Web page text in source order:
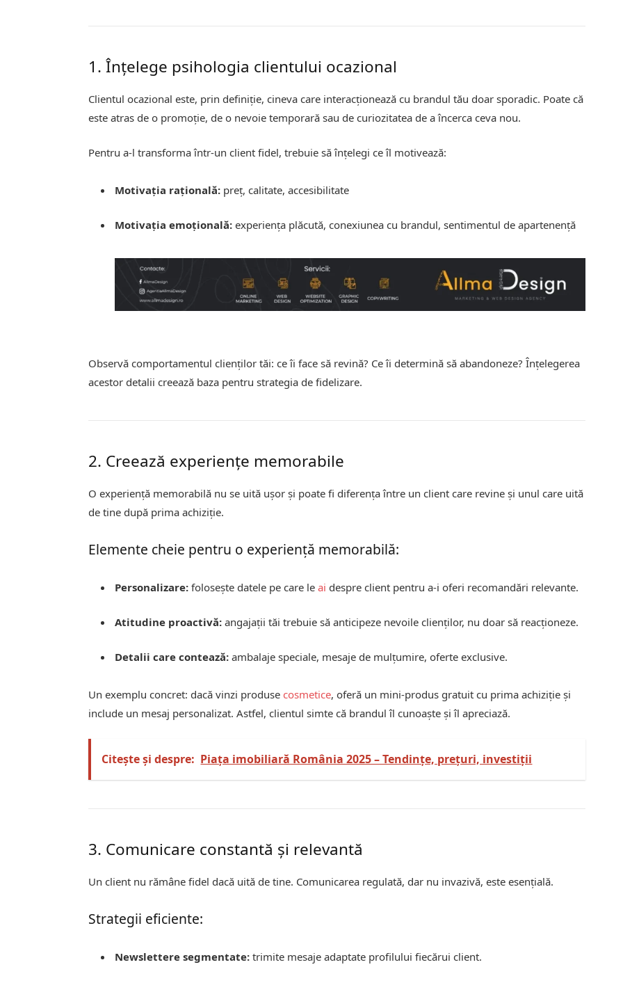
1. Înțelege psihologia clientului ocazional
Clientul ocazional este, prin definiție, cineva care interacționează cu brandul tău doar sporadic. Poate că
este atras de o promoție, de o nevoie temporară sau de curiozitatea de a încerca ceva nou.
Pentru a-l transforma într-un client fidel, trebuie să înțelegi ce îl motivează:
Motivația rațională: preț, calitate, accesibilitate
Motivația emoțională: experiența plăcută, conexiunea cu brandul, sentimentul de apartenență
Observă comportamentul clienților tăi: ce îi face să revină? Ce îi determină să abandoneze? Înțelegerea
acestor detalii creează baza pentru strategia de fidelizare.
2. Creează experiențe memorabile
O experiență memorabilă nu se uită ușor și poate fi diferența între un client care revine și unul care uită
de tine după prima achiziție.
Elemente cheie pentru o experiență memorabilă:
Personalizare: folosește datele pe care leai despre client pentru a-i oferi recomandări relevante.
Atitudine proactivă: angajații tăi trebuie să anticipeze nevoile clienților, nu doar să reacționeze.
Detalii care contează: ambalaje speciale, mesaje de mulțumire, oferte exclusive.
Un exemplu concret: dacă vinzi produse cosmetice, oferă un mini-produs gratuit cu prima achiziție și
include un mesaj personalizat. Astfel, clientul simte că brandul îl cunoaște și îl apreciază.
Citește și despre: Piața imobiliară România 2025 – Tendințe, prețuri, investiții
3. Comunicare constantă și relevantă
Un client nu rămâne fidel dacă uită de tine. Comunicarea regulată, dar nu invazivă, este esențială.
Strategii eficiente:
Newslettere segmentate: trimite mesaje adaptate profilului fiecărui client.